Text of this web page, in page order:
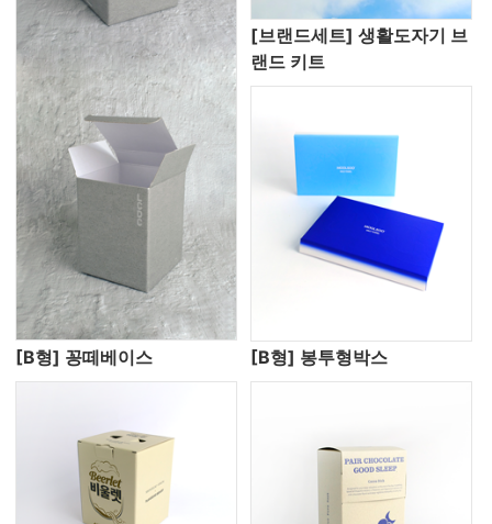
[B형] 꽁떼베이스
[브랜드세트] 생활도자기 브
랜드 키트
[B형] 봉투형박스